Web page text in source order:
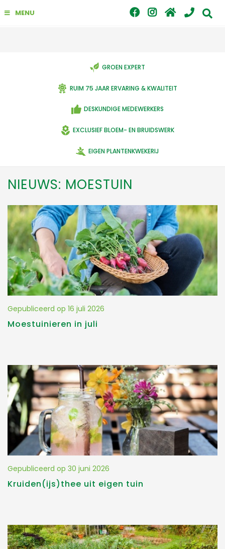
GROEN EXPERT
RUIM 75 JAAR ERVARING & KWALITEIT
DESKUNDIGE MEDEWERKERS
EXCLUSIEF BLOEM- EN BRUIDSWERK
EIGEN PLANTENKWEKERIJ
MENU
NIEUWS: MOESTUIN
Moestuinieren in juli
Gepubliceerd op 16 juli 2026
Kruiden(ijs)thee uit eigen tuin
Gepubliceerd op 30 juni 2026